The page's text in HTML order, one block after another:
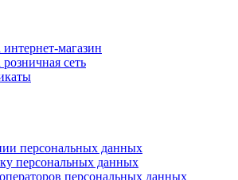
магазин
сеть
персональных данных
персональных данных
персональных данных